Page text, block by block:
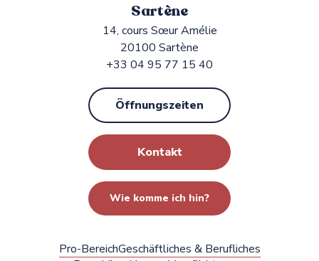
Sartène
14, cours Sœur Amélie
20100 Sartène
+33 04 95 77 15 40
Öffnungszeiten
Kontakt
Wie komme ich hin?
Pro-BereichGeschäftliches & Berufliches